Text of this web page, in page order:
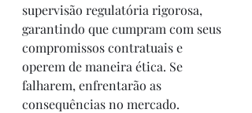
supervisão regulatória rigorosa,
garantindo que cumpram com seus
compromissos contratuais e
operem de maneira ética. Se
falharem, enfrentarão as
consequências no mercado.